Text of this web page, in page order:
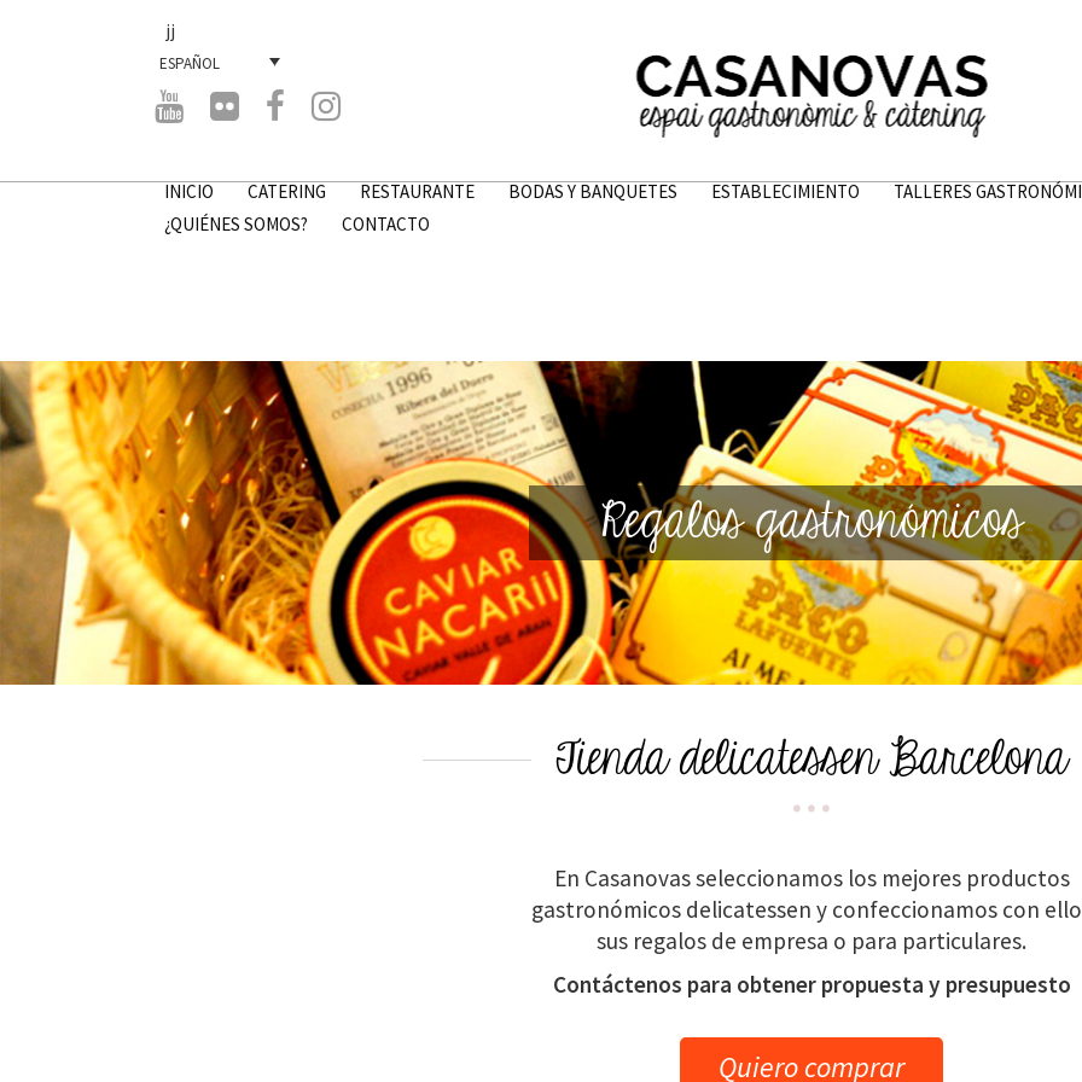
jj
ESPAÑOL
INICIO CATERING RESTAURANTE BODAS Y BANQUETES ESTABLECIMIENTO
TALLERES
¿QUIÉNES SOMOS?
CONTACTO
Regalos gastronómicos
Tienda delicatessen Barcelona
En Casanovas seleccionamos los mejores productos
gastronómicos delicatessen y confeccionamos con
sus regalos de empresa o para particulares.
Contáctenos para obtener propuesta y presupuesto
Quiero comprar